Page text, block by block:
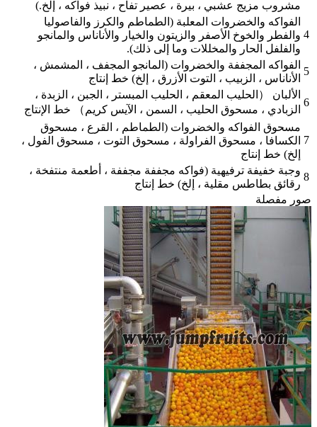
مشروب مزيج عشبي ، بيرة ، عصير تفاح ، نبيذ فواكه ، إلخ.)
4
الفواكه والخضروات المعلبة (الطماطم والكرز والفاصوليا
والفطر والخوخ الأصفر والزيتون والخيار والأناناس والمانجو
والفلفل الحار والمخللات وما إلى ذلك).
5
الفواكه المجففة والخضروات (المانجو المجفف ، المشمش ،
الأناناس ، الزبيب ، التوت الأزرق ، إلخ) خط إنتاج
6
الألبان （الحليب المعقم ، الحليب المبستر ، الجبن ، الزبدة ،
الزبادي ، مسحوق الحليب ، السمن ، الآيس كريم） خط الإنتاج
7
مسحوق الفواكه والخضروات (الطماطم ، القرع ، مسحوق
الكسافا ، مسحوق الفراولة ، مسحوق التوت ، مسحوق الفول ،
إلخ) خط إنتاج
8
وجبة خفيفة ترفيهية (فواكه مجففة مجففة ، أطعمة منتفخة ،
رقائق بطاطس مقلية ، إلخ) خط إنتاج
صور مفصلة